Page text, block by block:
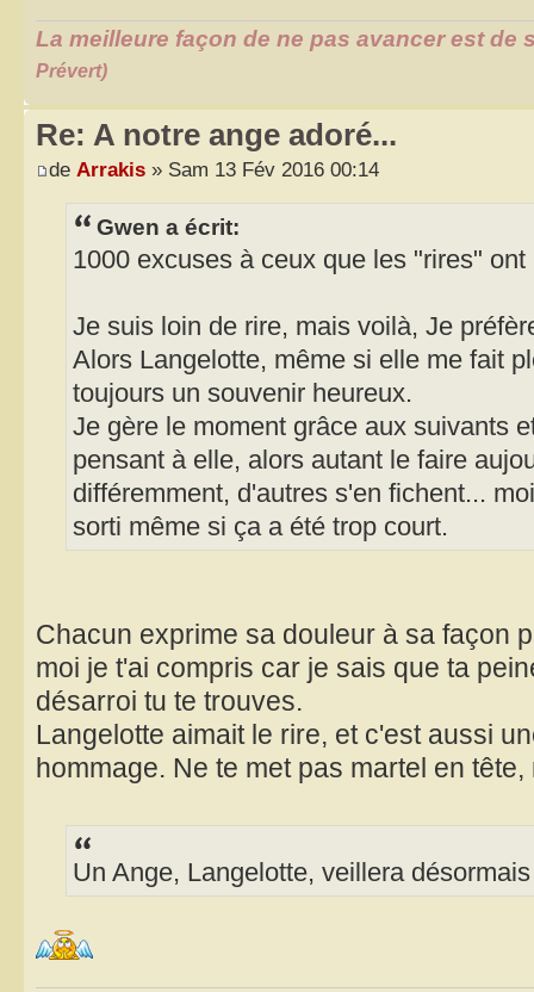
La meilleure façon de ne pas avancer est de
Prévert)
Re: A notre ange adoré...
de Arrakis » Sam 13 Fév 2016 00:14
Gwen a écrit:
1000 excuses à ceux que les "rires" ont
Je suis loin de rire, mais voilà, Je
Alors Langelotte, même si elle me fait
toujours un souvenir heureux.
Je gère le moment grâce aux suivants
pensant à elle, alors autant le faire
différemment, d'autres s'en fichent...
sorti même si ça a été trop court.
Chacun exprime sa douleur à sa façon
moi je t'ai compris car je sais que ta
désarroi tu te trouves.
Langelotte aimait le rire, et c'est aussi
hommage. Ne te met pas martel en tête,
Un Ange, Langelotte, veillera